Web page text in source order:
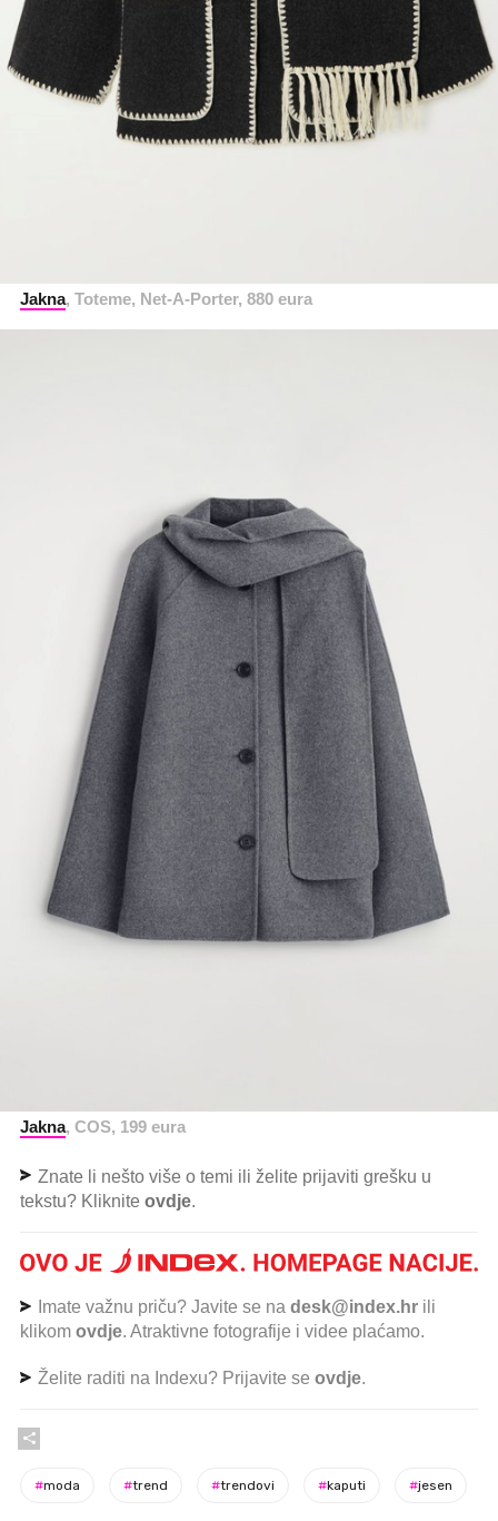
Jakna, Toteme, Net-A-Porter, 880 eura
Jakna, COS, 199 eura
Znate li nešto više o temi ili želite prijaviti grešku u
tekstu? Kliknite ovdje.
Imate važnu priču? Javite se na desk@index.hr ili
klikom ovdje. Atraktivne fotografije i videe plaćamo.
Želite raditi na Indexu? Prijavite se ovdje.
#moda #trend #trendovi #kaputi #jesen